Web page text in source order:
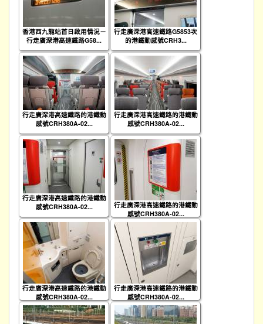
香港西九龍站首日啟用情況－
行走廣深港高速鐵路G58...
行走廣深港高速鐵路G5853次
的港鐵動感號CRH3...
行走廣深港高速鐵路的港鐵動
感號CRH380A-02...
行走廣深港高速鐵路的港鐵動
感號CRH380A-02...
行走廣深港高速鐵路的港鐵動
感號CRH380A-02...
行走廣深港高速鐵路的港鐵動
感號CRH380A-02...
行走廣深港高速鐵路的港鐵動
感號CRH380A-02...
行走廣深港高速鐵路的港鐵動
感號CRH380A-02...